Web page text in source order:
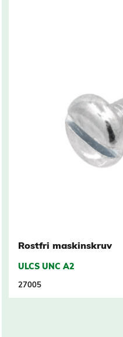
Rostfri maskinskruv
ULCS UNC A2
27005